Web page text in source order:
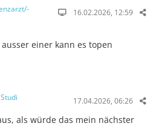
16.02.2026, 12:59
einer kann es topen
Studi 17.04.2026, 06:26
als würde das mein nächster